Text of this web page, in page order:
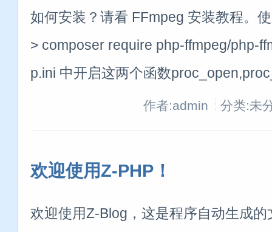
如何安装？请看 FFmpeg 安装教程。
> composer require php-ffmpeg/php-
p.ini 中开启这两个函数
作者:admin 分类:未
欢迎使用Z-PHP！
欢迎使用Z-Blog，这是程序自动生成